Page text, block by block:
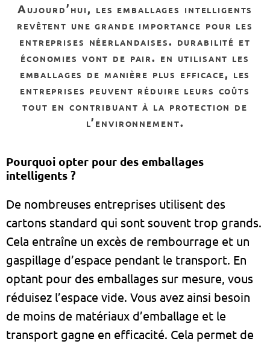
aujourd’hui, les emballages intelligents
revêtent une grande importance pour les
entreprises néerlandaises. durabilité et
économies vont de pair. en utilisant les
emballages de manière plus efficace, les
entreprises peuvent réduire leurs coûts
tout en contribuant à la protection de
l’environnement.
Pourquoi opter pour des emballages
intelligents ?
De nombreuses entreprises utilisent des
cartons standard qui sont souvent trop grands.
Cela entraîne un excès de rembourrage et un
gaspillage d’espace pendant le transport. En
optant pour des emballages sur mesure, vous
réduisez l’espace vide. Vous avez ainsi besoin
de moins de matériaux d’emballage et le
transport gagne en efficacité. Cela permet de